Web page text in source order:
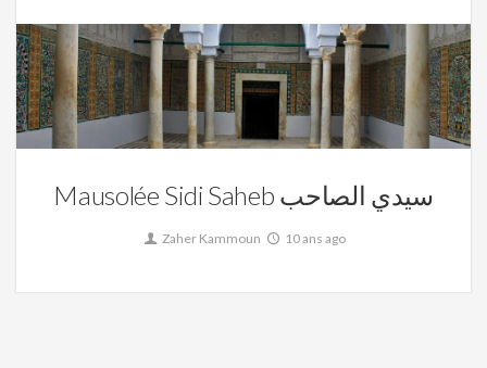
0
La Tunisie, Mausolée Sidi Saheb
Mausolée Sidi Saheb سيدي الصاحب
Zaher Kammoun 10 ans ago